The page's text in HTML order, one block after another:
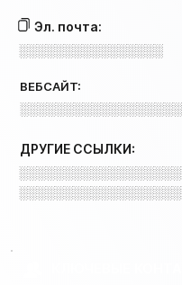
Эл. почта:
░░░░░░░░░░░░░░░░
ВЕБСАЙТ:
ДРУГИЕ ССЫЛКИ: